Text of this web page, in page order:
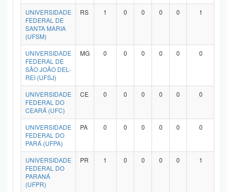
UNIVERSIDADE
FEDERAL DE
SANTA MARIA
(UFSM)
RS 1 0 0 0 0 1
UNIVERSIDADE
FEDERAL DE
SÃO JOÃO DEL-
REI (UFSJ)
MG 0 0 0 0 0 0
UNIVERSIDADE
FEDERAL DO
CEARÁ (UFC)
CE 0 0 0 0 0 0
UNIVERSIDADE
FEDERAL DO
PARÁ (UFPA)
PA 0 0 0 0 0 0
UNIVERSIDADE
FEDERAL DO
PARANÁ
(UFPR)
PR 1 0 0 0 0 1